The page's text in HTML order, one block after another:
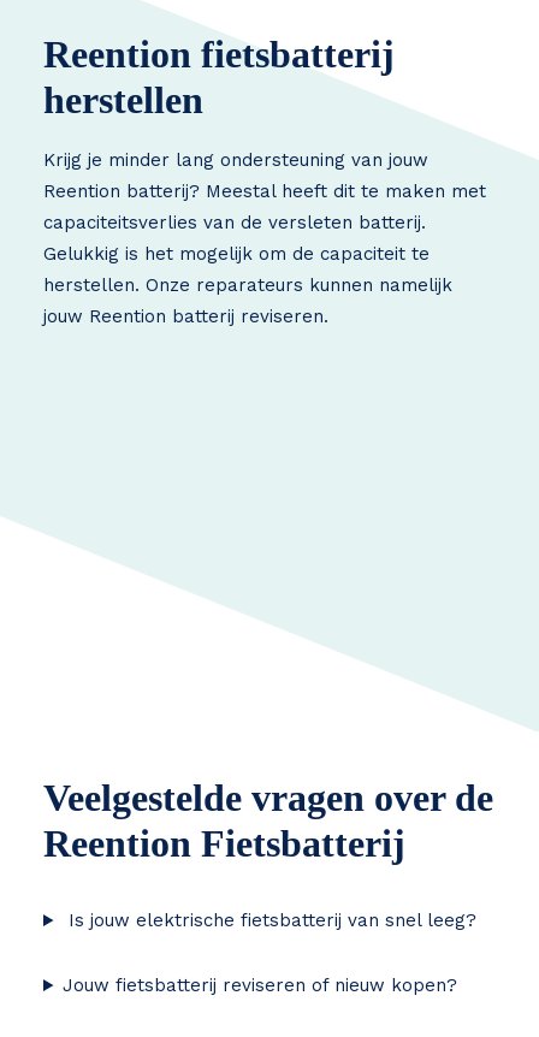
Reention fietsbatterij
herstellen
Krijg je minder lang ondersteuning van jouw
Reention batterij? Meestal heeft dit te maken met
capaciteitsverlies van de versleten batterij.
Gelukkig is het mogelijk om de capaciteit te
herstellen. Onze reparateurs kunnen namelijk
jouw Reention batterij reviseren.
Veelgestelde vragen over de
Reention Fietsbatterij
Is jouw elektrische fietsbatterij van snel leeg?
Jouw fietsbatterij reviseren of nieuw kopen?